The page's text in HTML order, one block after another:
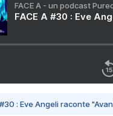
FACE A - un podcast
FACE A #30 : Eve
#30 : Eve Angeli raconte